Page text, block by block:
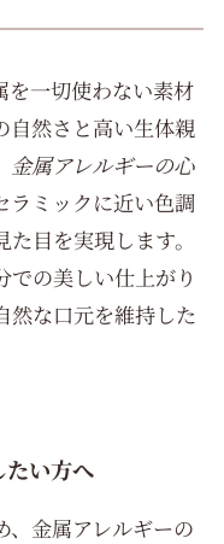
を一切使わない素材
自然さと高い生体親
金属アレルギーの心
ラミックに近い色調
目を実現します。
の美しい仕上がり
然な口元を維持した
たい方へ
、金属アレルギーの